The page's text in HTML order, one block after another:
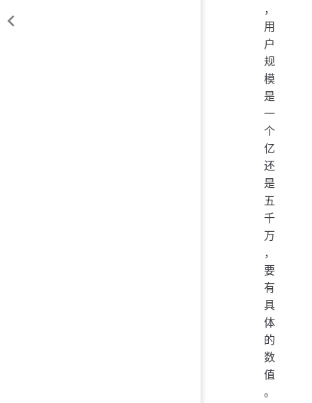
，
用
户
规
模
是
一
个
亿
还
是
五
千
万
，
要
有
具
体
的
数
值
。